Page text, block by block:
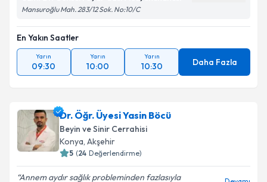
Mansuroğlu Mah. 283/12 Sok. No:10/C
En Yakın Saatler
Yarın
09:30
Yarın
10:00
Yarın
10:30 Daha Fazla
Dr. Öğr. Üyesi Yasin Böcü
Beyin ve Sinir Cerrahisi
Konya, Akşehir
5 (24 Değerlendirme)
Annem aydır sağlık probleminden fazlasıyla